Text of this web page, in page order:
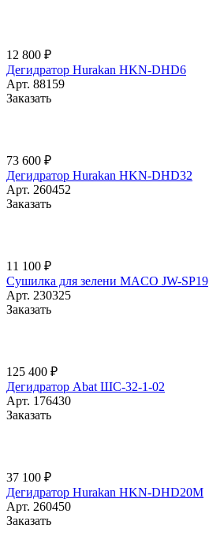
12 800 ₽
Дегидратор Hurakan HKN-DHD6
Арт. 88159
Заказать
73 600 ₽
Дегидратор Hurakan HKN-DHD32
Арт. 260452
Заказать
11 100 ₽
Сушилка для зелени MACO JW-SP19
Арт. 230325
Заказать
125 400 ₽
Дегидратор Abat ШС-32-1-02
Арт. 176430
Заказать
37 100 ₽
Дегидратор Hurakan HKN-DHD20M
Арт. 260450
Заказать